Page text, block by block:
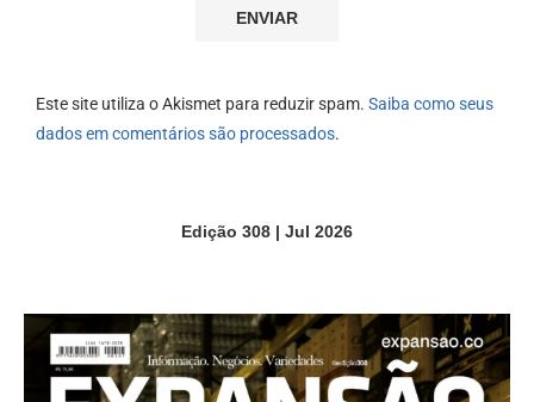
Este site utiliza o Akismet para reduzir spam. Saiba como seus
dados em comentários são processados.
Edição 308 | Jul 2026